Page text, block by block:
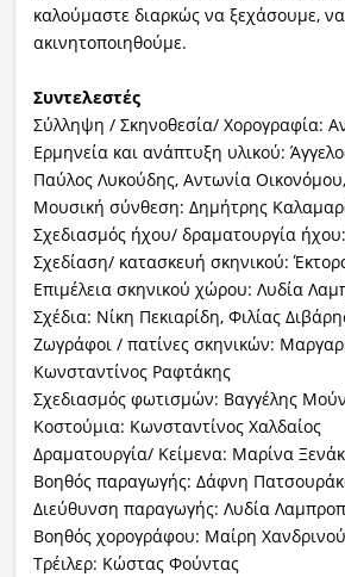
καλούμαστε διαρκώς να ξεχάσουμε,
ακινητοποιηθούμε.
Συντελεστές
Σύλληψη / Σκηνοθεσία/ Χορογραφία:
Ερμηνεία και ανάπτυξη υλικού:
Παύλος Λυκούδης, Αντωνία
Μουσική σύνθεση: Δημήτρης
Σχεδιασμός ήχου/ δραματουργία
Σχεδίαση/ κατασκευή σκηνικού:
Επιμέλεια σκηνικού χώρου: Λυδία
Σχέδια: Νίκη Πεκιαρίδη, Φιλίας
Ζωγράφοι / πατίνες σκηνικών:
Κωνσταντίνος Ραφτάκης
Σχεδιασμός φωτισμών: Βαγγέλης
Κοστούμια: Κωνσταντίνος Χαλδαίος
Δραματουργία/ Κείμενα: Μαρίνα
Βοηθός παραγωγής: Δάφνη
Διεύθυνση παραγωγής: Λυδία
Βοηθός χορογράφου: Μαίρη Χανδρινού
Τρέιλερ: Κώστας Φούντας